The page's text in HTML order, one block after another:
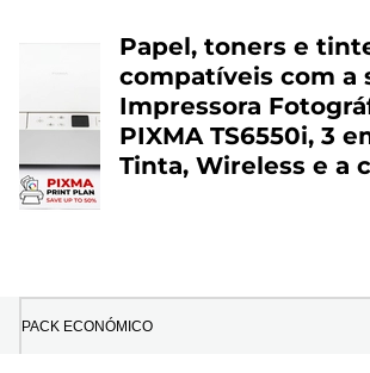
Papel, toners e
compatíveis com a
Impressora
PIXMA TS6550i, 3
Tinta, Wireless e a
PACK ECONÓMICO